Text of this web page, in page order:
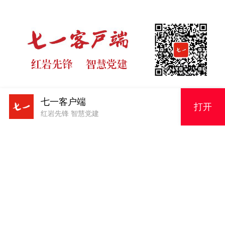
版权申明
七一客户端
红岩先锋 智慧党建
打开